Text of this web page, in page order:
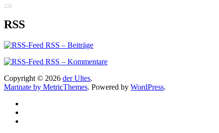
1788
RSS
RSS – Beiträge
RSS – Kommentare
Copyright © 2026 der Ultes.
Marinate by MetricThemes. Powered by WordPress.